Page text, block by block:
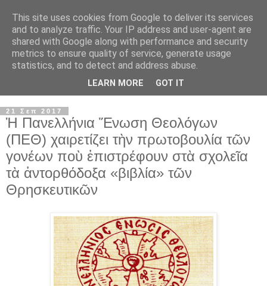
21 Σεπ 2017
Ἡ Πανελλήνια Ἕνωση Θεολόγων
(ΠΕΘ) χαιρετίζει τὴν πρωτοβουλία τῶν
γονέων ποὺ ἐπιστρέφουν στὰ σχολεῖα
τὰ ἀντορθόδοξα «βιβλία» τῶν
Θρησκευτικῶν
This site uses cookies from Google to deliver its services
and to analyze traffic. Your IP address and user-agent are
shared with Google along with performance and security
metrics to ensure quality of service, generate usage
statistics, and to detect and address abuse.
LEARN MORE GOT IT